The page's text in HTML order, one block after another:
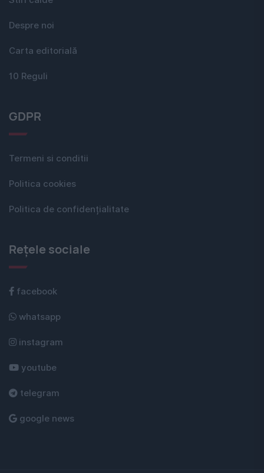
Despre noi
Carta editorială
10 Reguli
GDPR
Termeni si conditii
Politica cookies
Politica de confidențialitate
Rețele sociale
facebook
whatsapp
instagram
youtube
telegram
google news